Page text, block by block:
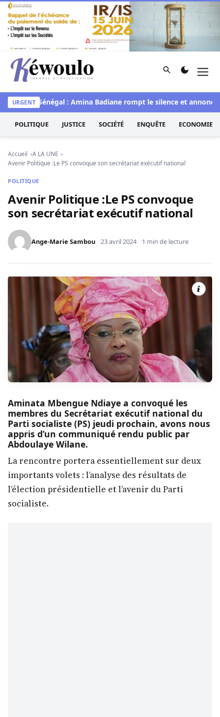
Aller au contenu
Kéwoulo, le premier site d'information et d'investigation
Rechercher
URGENT
Miss Sénégal : Amina Badiane rompt le silence et annonce
POLITIQUE JUSTICE SOCIÉTÉ ENQUÊTE ECONOMIE
Accueil
A LA UNE
Avenir Politique :Le PS convoque son secrétariat exécutif national
POLITIQUE
Avenir Politique :Le PS convoque
son secrétariat exécutif national
Ange-Marie Sambou 23 avril 2024 1 min de lecture
Aminata Mbengue Ndiaye a convoqué les
membres du Secrétariat exécutif national du
Parti socialiste (PS) jeudi prochain, avons nous
appris d’un communiqué rendu public par
Abdoulaye Wilane.
La rencontre portera essentiellement sur deux
importants volets : l’analyse des résultats de
l’élection présidentielle et l’avenir du Parti
socialiste.